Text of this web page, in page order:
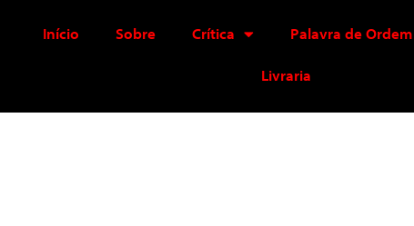
Início Sobre Crítica Palavra de Ordem
Livraria